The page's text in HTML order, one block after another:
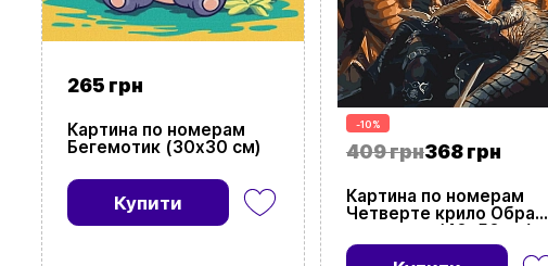
265 грн
Картина по номерам
Бегемотик (30х30 см)
Купити
-10%
409 грн368 грн
Картина по номерам
Четверте крило Обрана
драконом (40х50 см)